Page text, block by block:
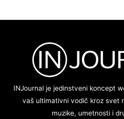
INJournal je jedinstveni koncept
vaš ultimativni vodič kroz svet
muzike, umetnosti i